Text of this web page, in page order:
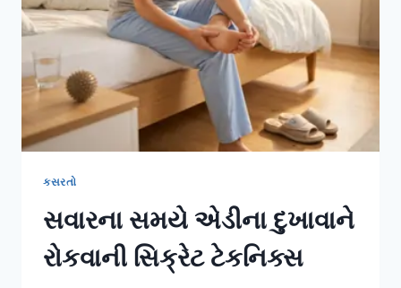
માટે
‘સનશાઈન
વિટામિન’
કસરતો
સવારના સમયે એડીના દુખાવાને
રોકવાની સિક્રેટ ટેકનિક્સ